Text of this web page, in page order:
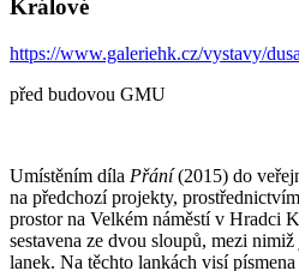
Králové
https://www.galeriehk.cz/vystavy/
před budovou GMU
Umístěním díla Přání(2015) do
na předchozí projekty,
prostor na Velkém náměstí v Hradci
sestavena ze dvou sloupů, mezi
lanek. Na těchto lankách visí